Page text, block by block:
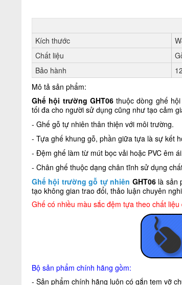
Kích thước
Chất liệu
Bảo hành
Mô tả sản phẩm:
Ghế hội trường GHT06thuộc dòng ghế
tối đa cho người sử dụng cũng như tạo cảm
- Ghế gỗ tự nhiên thân thiện với môi trường.
- Tựa ghế khung gỗ, phần giữa tựa là sự kết
- Đệm ghế làm từ mút bọc vải hoặc PVC êm
- Chân ghế thuộc dạng chân tĩnh sử dụng
Ghế hội trường gỗ tự nhiên GHT06là sản
tạo không gian trao đổi, thảo luận chuyên
Ghế có nhiều màu sắc đệm tựa theo chất
Bộ sản phẩm chính hãng gồm:
- Sản phẩm chính hãng luôn có gắn tem vỡ